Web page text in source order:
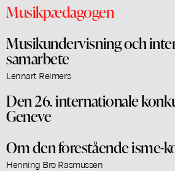
Musikpædagogen
Musikundervisning och
samarbete
Lennart Reimers
Den 26. internationale
Geneve
Om den forestående isme-
Henning Bro Rasmussen